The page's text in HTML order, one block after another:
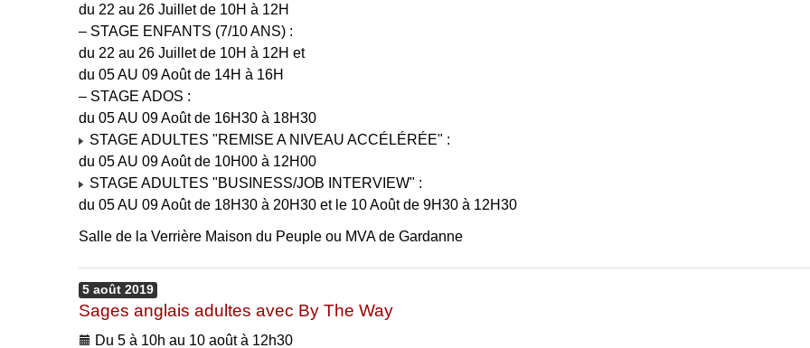
du 22 au 26 Juillet de 10H à 12H
– STAGE ENFANTS (7/10 ANS) :
du 22 au 26 Juillet de 10H à 12H et
du 05 AU 09 Août de 14H à 16H
– STAGE ADOS :
du 05 AU 09 Août de 16H30 à 18H30
STAGE ADULTES "REMISE A NIVEAU ACCÉLÉRÉE" :
du 05 AU 09 Août de 10H00 à 12H00
STAGE ADULTES "BUSINESS/JOB INTERVIEW" :
du 05 AU 09 Août de 18H30 à 20H30 et le 10 Août de 9H30 à 12H30
Salle de la Verrière Maison du Peuple ou MVA de Gardanne
5 août 2019
Sages anglais adultes avec By The Way
Du 5 à 10h au 10 août à 12h30